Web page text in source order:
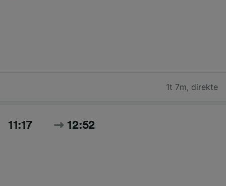
1t 7m, direkte
11:17 12:52